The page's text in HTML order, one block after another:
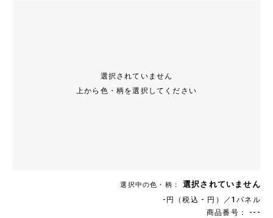
選択されていません
上から色・柄を選択してください
選択中の色・柄： 選択されていません
-円（税込 - 円）／1パネル
商品番号： ---